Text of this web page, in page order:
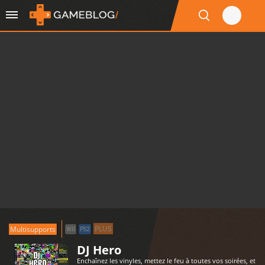
Multisupports WII PS2 PLUS
DJ Hero
Enchaînez les vinyles, mettez le feu à toutes vos soirées, et